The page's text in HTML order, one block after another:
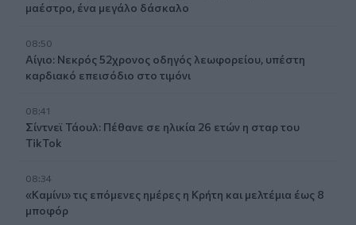
μαέστρο, ένα μεγάλο δάσκαλο
08:50
Αίγιο: Νεκρός 52χρονος οδηγός λεωφορείου, υπέστη
καρδιακό επεισόδιο στο τιμόνι
08:41
Σίντνεϊ Τάουλ: Πέθανε σε ηλικία 26 ετών η σταρ του
TikTok
08:34
«Καμίνι» τις επόμενες ημέρες η Κρήτη και μελτέμια έως 8
μποφόρ